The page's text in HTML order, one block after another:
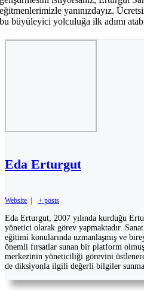
eğitmenlerimizle yanınızdayız.
bu büyüleyici yolculuğa ilk adımı
Eda Erturgut
Website + posts
Eda Erturgut, 2007 yılında kurduğu
yönetici olarak görev yapmaktadır.
eğitimi konularında uzmanlaşmış ve
önemli fırsatlar sunan bir platform
merkezinin yöneticiliği görevini
de diksiyonla ilgili değerli bilgiler